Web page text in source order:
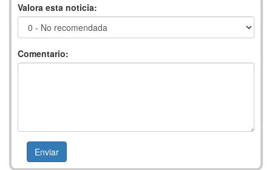
Valora esta noticia:
Comentario: